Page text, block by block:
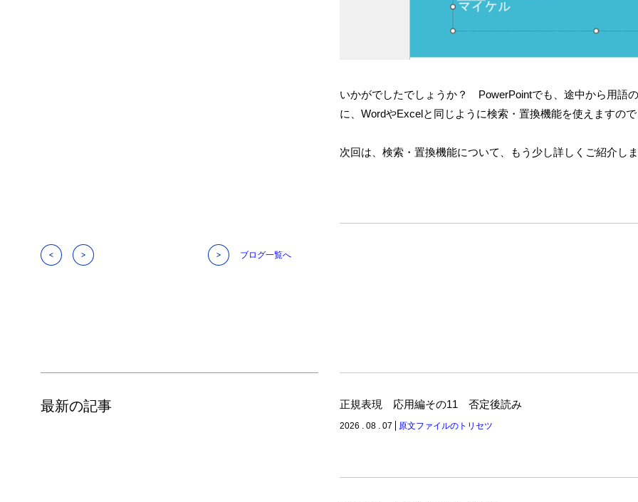
いかがでしたでしょうか？ PowerPointでも、途中から用語
に、WordやExcelと同じように検索・置換機能を使えますの
次回は、検索・置換機能について、もう少し詳しくご紹介し
ブログ一覧へ
最新の記事 正規表現 応用編その11 否定後読み
2026 . 08 . 07 原文ファイルのトリセツ